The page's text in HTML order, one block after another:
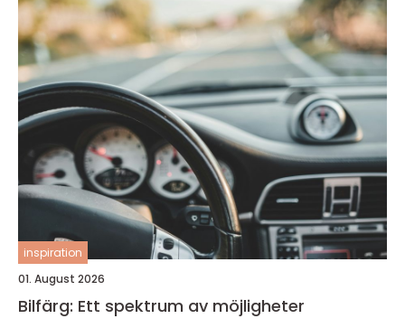
inspiration
01. August 2026
Bilfärg: Ett spektrum av möjligheter